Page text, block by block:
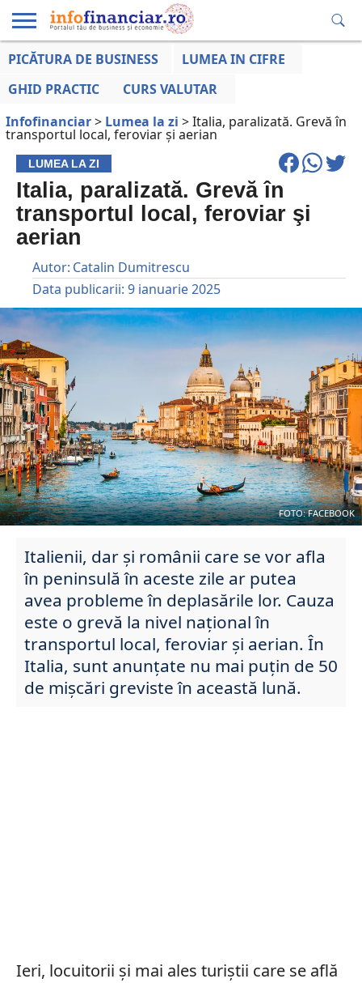
EDUCAȚIE
LA ZI
AFACERILOR
PICĂTURA DE BUSINESS
LUMEA IN CIFRE
GHID PRACTIC
CURS VALUTAR
Infofinanciar> Lumea la zi >Italia, paralizată. Grevă în
transportul local, feroviar şi aerian
LUMEA LA ZI
Italia, paralizată. Grevă în
transportul local, feroviar şi
aerian
Autor: Catalin Dumitrescu
Data publicarii: 9 ianuarie 2025
FOTO: FACEBOOK
Italienii, dar şi românii care se vor afla
în peninsulă în aceste zile ar putea
avea probleme în deplasările lor. Cauza
este o grevă la nivel naţional în
transportul local, feroviar şi aerian. În
Italia, sunt anunţate nu mai puţin de 50
de mişcări greviste în această lună.
Ieri, locuitorii și mai ales turiștii care se află